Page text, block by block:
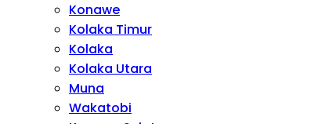
Konawe
Kolaka Timur
Kolaka
Kolaka Utara
Muna
Wakatobi